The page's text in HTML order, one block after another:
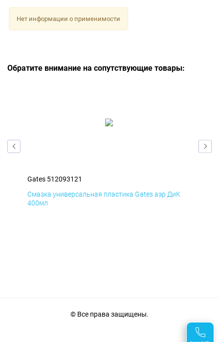
Нет информации о применимости
Обратите внимание на сопутствующие товары:
Gates 512093121
Смазка универсальная пластика Gates аэр ДиК
400мл
© Все права защищены.